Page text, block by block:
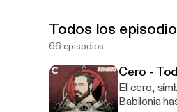
Todos los
66 episodios
Cero -
El cero,
Babilonia